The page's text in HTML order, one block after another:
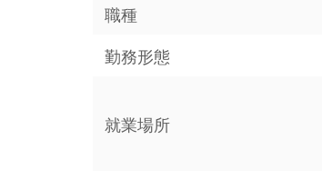
職種
勤務形態
就業場所